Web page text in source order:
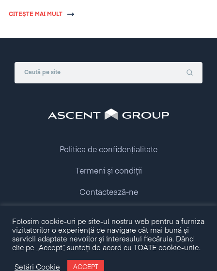
CITEȘTE MAI MULT
Copyright © 2009 - 2026 Ascent Group.
All rights reserved.
Politica de confidențialitate
Termeni și condiții
Contactează-ne
Folosim cookie-uri pe site-ul nostru web pentru a furniza
vizitatorilor o experiență de navigare cât mai bună și
servicii adaptate nevoilor și interesului fiecăruia. Dând
clic pe „Accept”, sunteți de acord cu TOATE cookie-urile.
Setări Cookie ACCEPT